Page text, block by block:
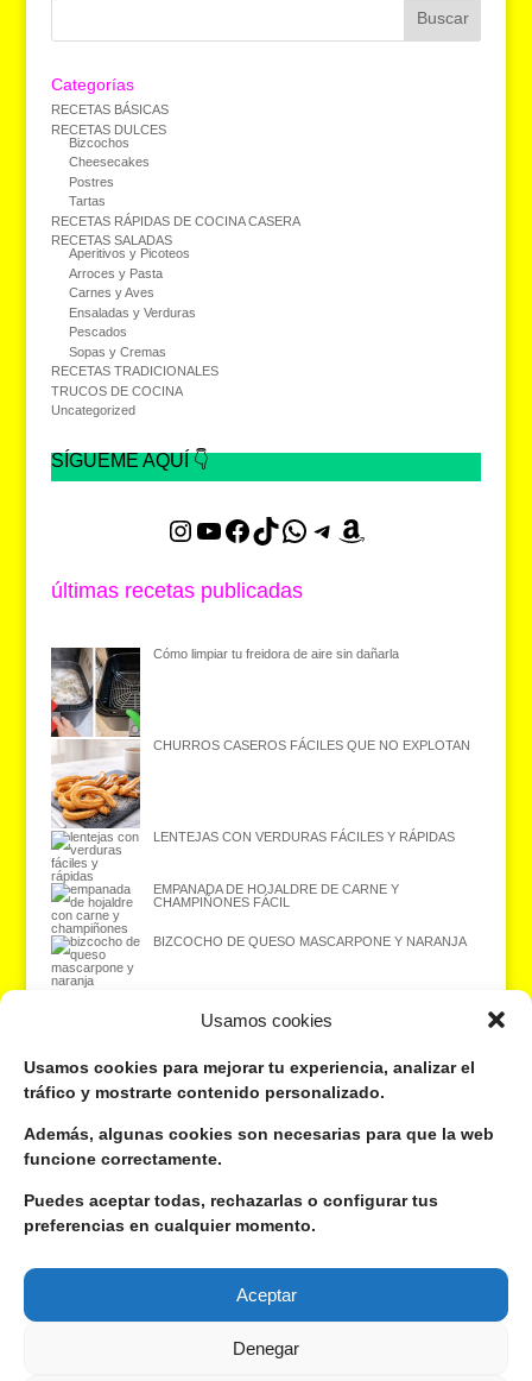
Usamos cookies
Usamos cookies para mejorar tu experiencia, analizar el
tráfico y mostrarte contenido personalizado.
Además, algunas cookies son necesarias para que la web
funcione correctamente.
Puedes aceptar todas, rechazarlas o configurar tus
preferencias en cualquier momento.
Aceptar
Denegar
Categorías
RECETAS BÁSICAS
RECETAS DULCES
Bizcochos
Cheesecakes
Postres
Tartas
RECETAS RÁPIDAS DE COCINA CASERA
RECETAS SALADAS
Aperitivos y Picoteos
Arroces y Pasta
Carnes y Aves
Ensaladas y Verduras
Pescados
Sopas y Cremas
RECETAS TRADICIONALES
TRUCOS DE COCINA
Uncategorized
SÍGUEME AQUÍ 👇
Instagram
YouTube
Facebook
TikTok
WhatsApp
Telegram
Amazon
últimas recetas publicadas
Cómo limpiar tu freidora de aire sin dañarla
CHURROS CASEROS FÁCILES QUE NO EXPLOTAN
LENTEJAS CON VERDURAS FÁCILES Y RÁPIDAS
EMPANADA DE HOJALDRE DE CARNE Y
CHAMPIÑONES FÁCIL
BIZCOCHO DE QUESO MASCARPONE Y NARANJA
aquí!
Dirección de correo electrónico:
Si te gusta lo que hago, sígueme por aquí: